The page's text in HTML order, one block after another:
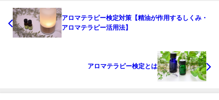
アロマテラピー検定対策【精油が作用するしくみ・
アロマテラピー活用法】
アロマテラピー検定とは